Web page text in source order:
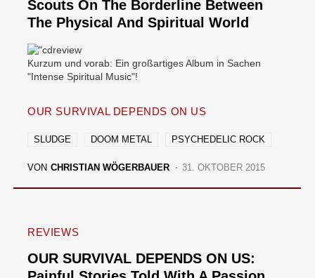
Scouts On The Borderline Between
The Physical And Spiritual World
Kurzum und vorab: Ein großartiges Album in Sachen
"Intense Spiritual Music"!
OUR SURVIVAL DEPENDS ON US
SLUDGE DOOM METAL PSYCHEDELIC ROCK
VON CHRISTIAN WÖGERBAUER 31. OKTOBER 2015
REVIEWS
OUR SURVIVAL DEPENDS ON US: